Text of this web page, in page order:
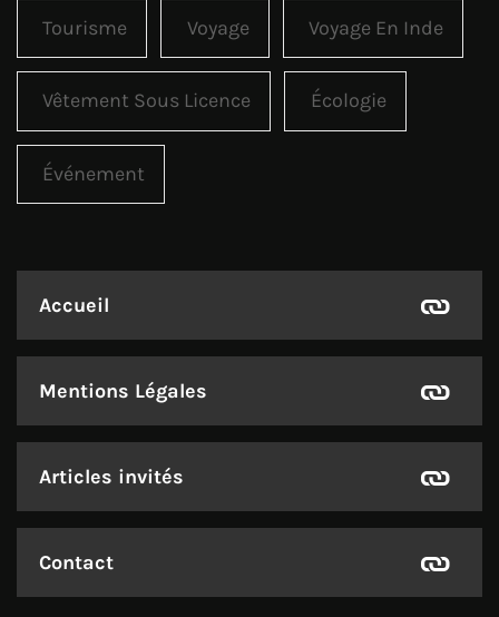
Tourisme Voyage Voyage En Inde
Vêtement Sous Licence Écologie
Événement
Accueil
Mentions Légales
Articles invités
Contact